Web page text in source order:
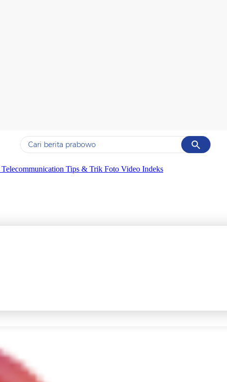
Cancel
Yang sedang ramai dicari
Terakhir yang dicari
Telecommunication Tips & Trik Foto Video Indeks